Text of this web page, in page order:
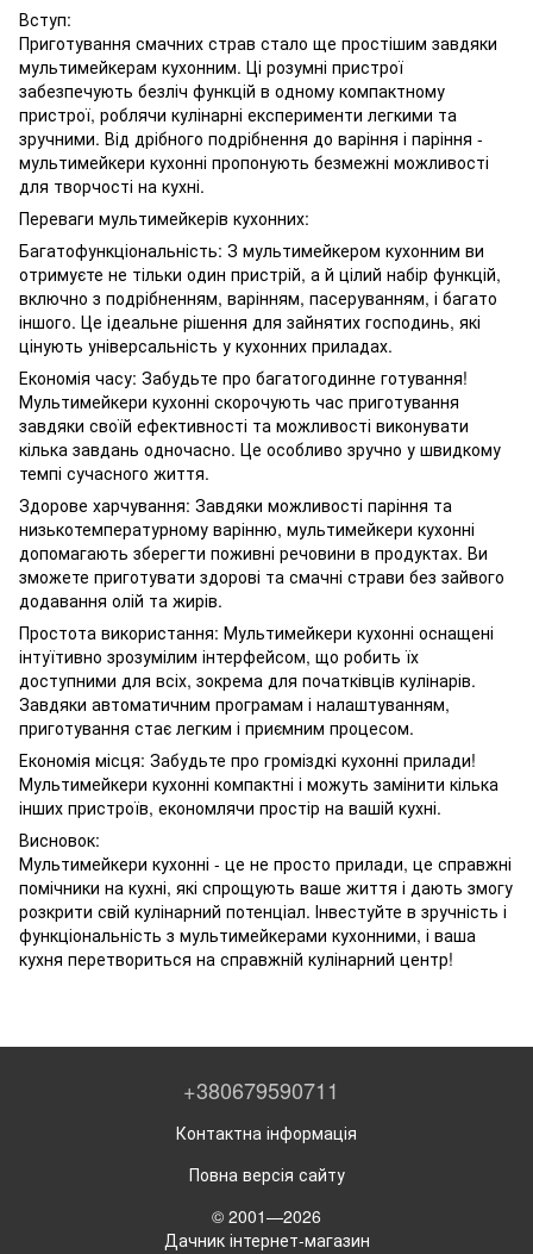
Вступ:
Приготування смачних страв стало ще простішим завдяки
мультимейкерам кухонним. Ці розумні пристрої
забезпечують безліч функцій в одному компактному
пристрої, роблячи кулінарні експерименти легкими та
зручними. Від дрібного подрібнення до варіння і паріння -
мультимейкери кухонні пропонують безмежні можливості
для творчості на кухні.
Переваги мультимейкерів кухонних:
Багатофункціональність: З мультимейкером кухонним ви
отримуєте не тільки один пристрій, а й цілий набір функцій,
включно з подрібненням, варінням, пасеруванням, і багато
іншого. Це ідеальне рішення для зайнятих господинь, які
цінують універсальність у кухонних приладах.
Економія часу: Забудьте про багатогодинне готування!
Мультимейкери кухонні скорочують час приготування
завдяки своїй ефективності та можливості виконувати
кілька завдань одночасно. Це особливо зручно у швидкому
темпі сучасного життя.
Здорове харчування: Завдяки можливості паріння та
низькотемпературному варінню, мультимейкери кухонні
допомагають зберегти поживні речовини в продуктах. Ви
зможете приготувати здорові та смачні страви без зайвого
додавання олій та жирів.
Простота використання: Мультимейкери кухонні оснащені
інтуїтивно зрозумілим інтерфейсом, що робить їх
доступними для всіх, зокрема для початківців кулінарів.
Завдяки автоматичним програмам і налаштуванням,
приготування стає легким і приємним процесом.
Економія місця: Забудьте про громіздкі кухонні прилади!
Мультимейкери кухонні компактні і можуть замінити кілька
інших пристроїв, економлячи простір на вашій кухні.
Висновок:
Мультимейкери кухонні - це не просто прилади, це справжні
помічники на кухні, які спрощують ваше життя і дають змогу
розкрити свій кулінарний потенціал. Інвестуйте в зручність і
функціональність з мультимейкерами кухонними, і ваша
кухня перетвориться на справжній кулінарний центр!
+380679590711
Контактна інформація
Повна версія сайту
© 2001—2026
Дачник інтернет-магазин